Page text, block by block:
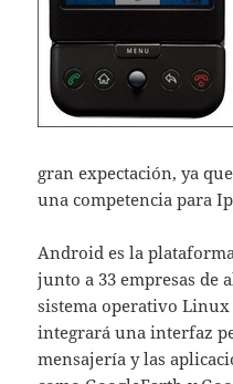
gran expectación, ya
una competencia para
Android es la
junto a 33 empresas de
sistema operativo Linux
integrará una interfaz
mensajería y las